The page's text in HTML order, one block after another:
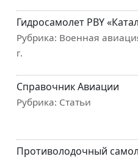
Гидросамолет PBY
Рубрика: Военная
г.
Справочник Авиации
Рубрика: Статьи
Противолодочный